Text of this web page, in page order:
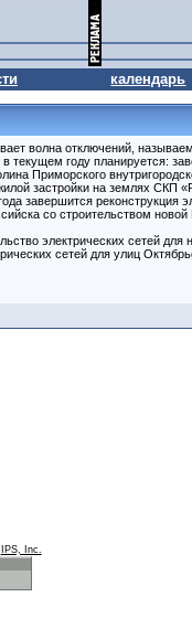
календарь
волна отключений,
году планируется:
Приморского
застройки на землях СКП
завершится реконструкция
со строительством
электрических сетей для
сетей для улиц
IPS, Inc.